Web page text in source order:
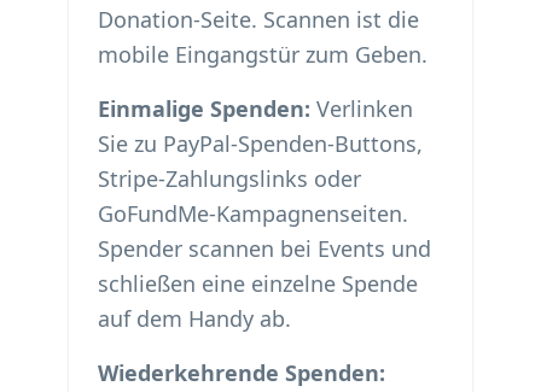
Donation-Seite. Scannen ist die
mobile Eingangstür zum Geben.
Einmalige Spenden: Verlinken
Sie zu PayPal-Spenden-Buttons,
Stripe-Zahlungslinks oder
GoFundMe-Kampagnenseiten.
Spender scannen bei Events und
schließen eine einzelne Spende
auf dem Handy ab.
Wiederkehrende Spenden: